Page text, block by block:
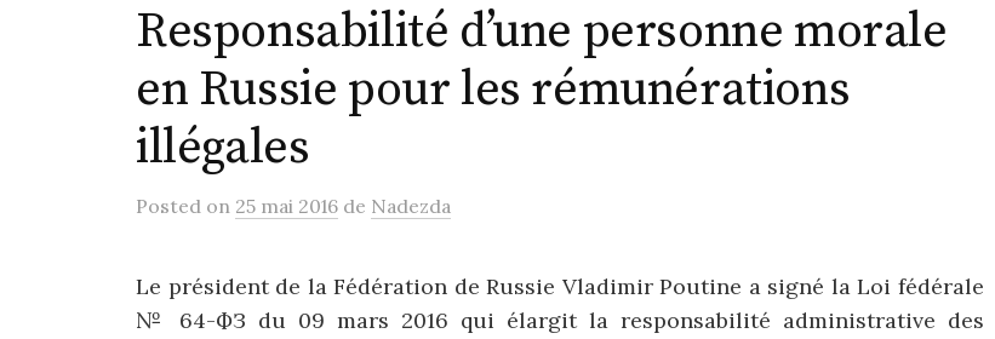
Responsabilité d’une personne morale
en Russie pour les rémunérations
illégales
Posted on 25 mai 2016 de Nadezda
Le président de la Fédération de Russie Vladimir Poutine a signé la Loi fédérale
№ 64-ФЗ du 09 mars 2016 qui élargit la responsabilité administrative des